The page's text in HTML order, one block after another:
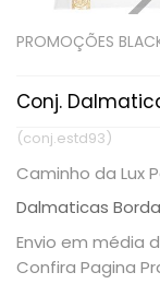
PROMOÇÕES
Conj.
(conj.estd93)
Caminho da Lux
Dalmaticas
Envio em média
Confira Pagina